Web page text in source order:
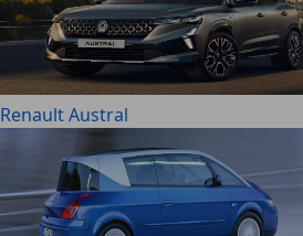
Renault Austral